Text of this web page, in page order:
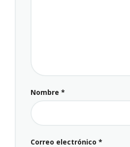
Nombre *
Correo electrónico *